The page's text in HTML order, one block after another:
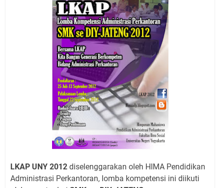
LKAP UNY 2012 diselenggarakan oleh HIMA Pendidikan
Administrasi Perkantoran, lomba kompetensi ini diikuti